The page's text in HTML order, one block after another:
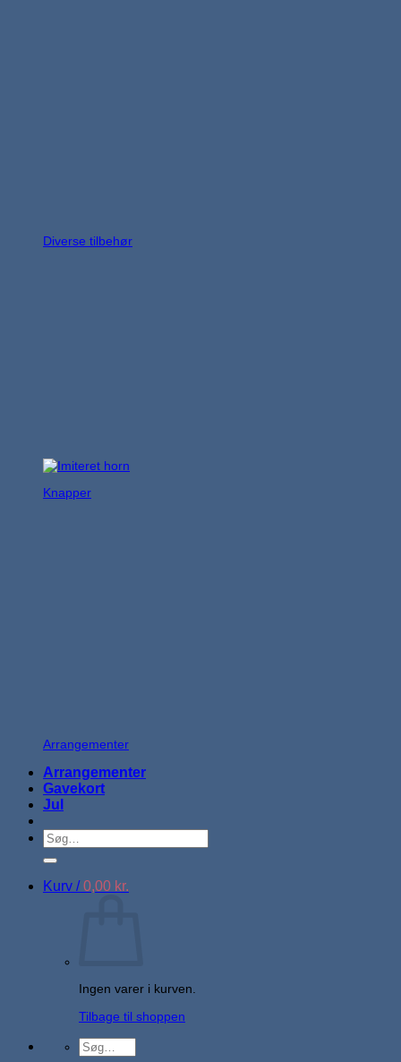
Diverse tilbehør
Knapper
Arrangementer
Arrangementer
Gavekort
Jul
Søg
efter:
Kurv /0,00 kr.
Ingen varer i kurven.
Tilbage til shoppen
Søg
efter: